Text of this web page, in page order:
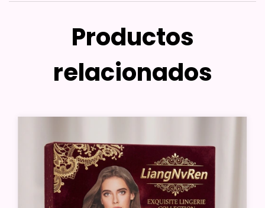
Productos
relacionados